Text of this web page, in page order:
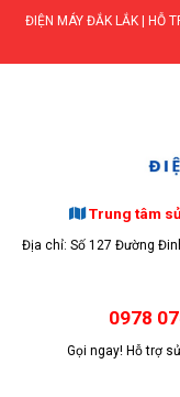
Skip
content
ĐIỆN MÁY ĐẮK LẮK | HỖ
Trung tâm
Địa chỉ: Số 127 Đường
0978
Gọi ngay! Hỗ trợ